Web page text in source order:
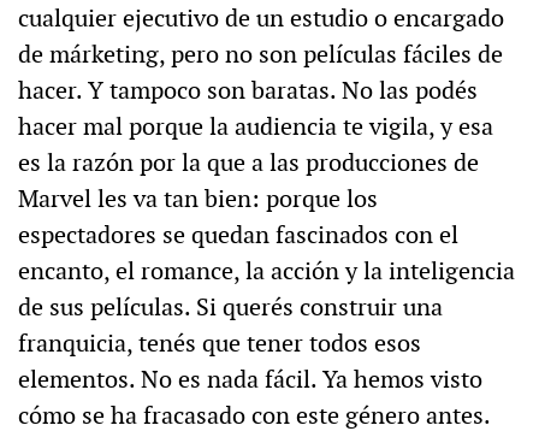
cualquier ejecutivo de un estudio o encargado
de márketing, pero no son películas fáciles de
hacer. Y tampoco son baratas. No las podés
hacer mal porque la audiencia te vigila, y esa
es la razón por la que a las producciones de
Marvel les va tan bien: porque los
espectadores se quedan fascinados con el
encanto, el romance, la acción y la inteligencia
de sus películas. Si querés construir una
franquicia, tenés que tener todos esos
elementos. No es nada fácil. Ya hemos visto
cómo se ha fracasado con este género antes.